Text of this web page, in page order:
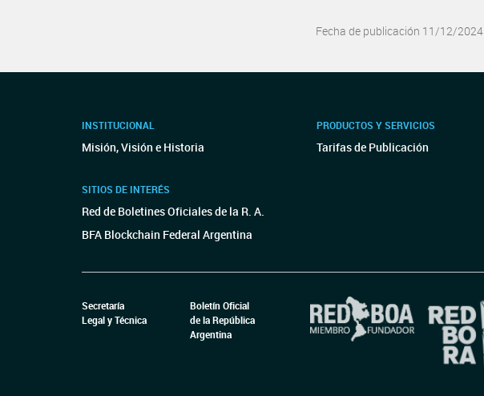
Fecha de publicación 11/12/2024
INSTITUCIONAL
Misión, Visión e Historia
SITIOS DE INTERÉS
Red de Boletines Oficiales de la R. A.
BFA Blockchain Federal Argentina
PRODUCTOS Y SERVICIOS
Tarifas de Publicación
Secretaría
Legal y Técnica
Boletín Oficial
de la República
Argentina